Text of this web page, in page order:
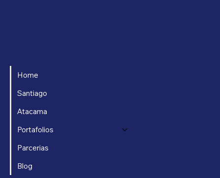
Home
Santiago
Atacama
Portafolios
Parcerias
Blog